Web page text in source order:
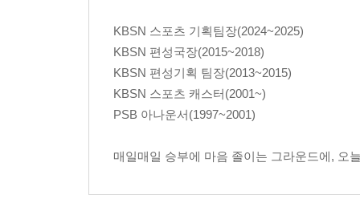
KBSN 스포츠 기획팀장(2024~2025)
KBSN 편성국장(2015~2018)
KBSN 편성기획 팀장(2013~2015)
KBSN 스포츠 캐스터(2001~)
PSB 아나운서(1997~2001)
매일매일 승부에 마음 졸이는 그라운드에, 오